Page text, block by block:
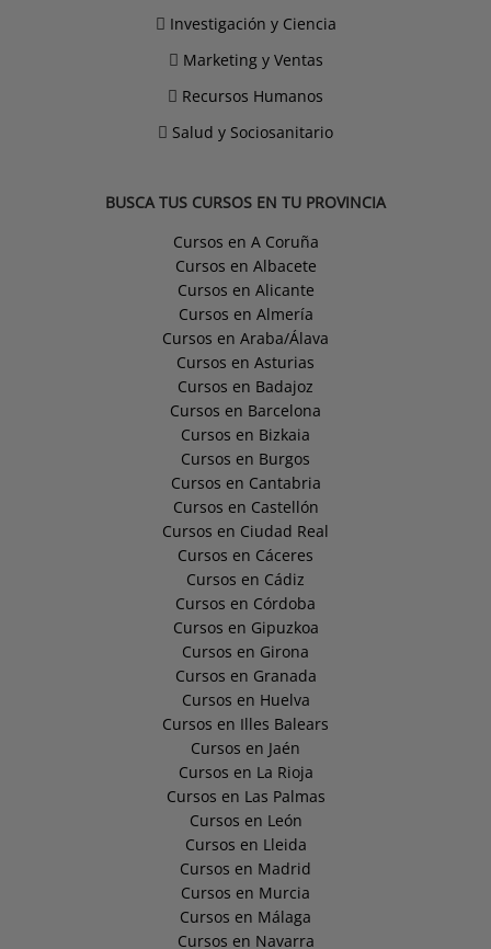
Investigación y Ciencia
Marketing y Ventas
Recursos Humanos
Salud y Sociosanitario
BUSCA TUS CURSOS EN TU PROVINCIA
Cursos en A Coruña
Cursos en Albacete
Cursos en Alicante
Cursos en Almería
Cursos en Araba/Álava
Cursos en Asturias
Cursos en Badajoz
Cursos en Barcelona
Cursos en Bizkaia
Cursos en Burgos
Cursos en Cantabria
Cursos en Castellón
Cursos en Ciudad Real
Cursos en Cáceres
Cursos en Cádiz
Cursos en Córdoba
Cursos en Gipuzkoa
Cursos en Girona
Cursos en Granada
Cursos en Huelva
Cursos en Illes Balears
Cursos en Jaén
Cursos en La Rioja
Cursos en Las Palmas
Cursos en León
Cursos en Lleida
Cursos en Madrid
Cursos en Murcia
Cursos en Málaga
Cursos en Navarra